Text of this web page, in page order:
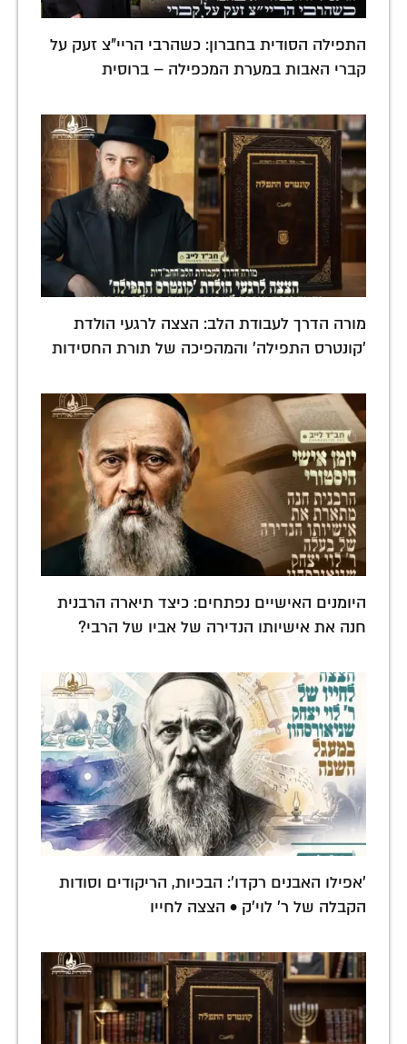
התפילה הסודית בחברון: כשהרבי הריי"צ זעק על
קברי האבות במערת המכפילה – ברוסית
מורה הדרך לעבודת הלב: הצצה לרגעי הולדת
'קונטרס התפילה' והמהפיכה של תורת החסידות
היומנים האישיים נפתחים: כיצד תיארה הרבנית
חנה את אישיותו הנדירה של אביו של הרבי?
'אפילו האבנים רקדו': הבכיות, הריקודים וסודות
הקבלה של ר' לוי'ק • הצצה לחייו